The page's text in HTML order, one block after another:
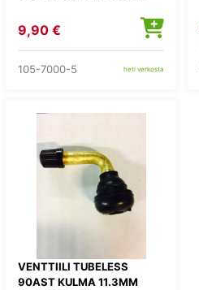
9,90 €
105-7000-5 heti verkosta
VENTTIILI TUBELESS
90AST KULMA 11.3MM